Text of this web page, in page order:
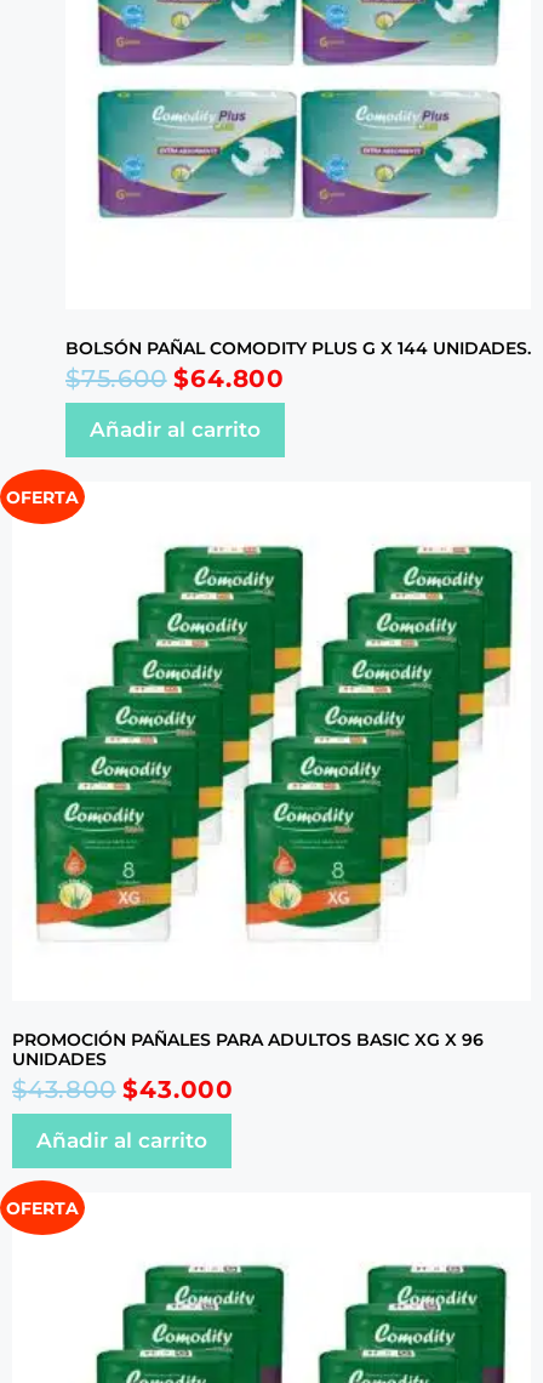
BOLSÓN PAÑAL COMODITY PLUS G X 144 UNIDADES.
$75.600 $64.800
Añadir al carrito
OFERTA
PROMOCIÓN PAÑALES PARA ADULTOS BASIC XG X 96
UNIDADES
$43.800 $43.000
Añadir al carrito
OFERTA